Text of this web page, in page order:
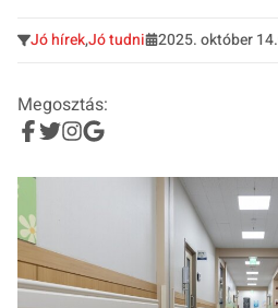
Jó hírek,Jó tudni 2025. október 14.
Megosztás: